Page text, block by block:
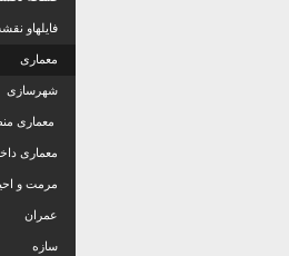
فایلهاو
معماری
شهرسازی
معماری
معماری
مرمت و
عمران
سازه